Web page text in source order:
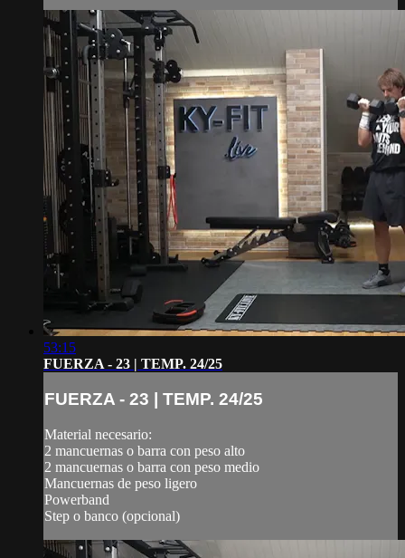
53:15
FUERZA - 23 | TEMP. 24/25
FUERZA - 23 | TEMP. 24/25
Material necesario:
2 mancuernas o barra con peso alto
2 mancuernas o barra con peso medio
Mancuernas de peso ligero
Powerband
Step o banco (opcional)